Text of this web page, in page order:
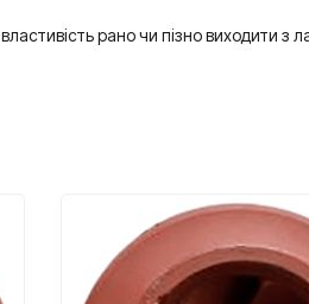
рано чи пізно виходити з